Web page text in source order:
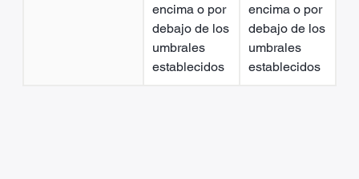
encima o por
debajo de los
umbrales
establecidos
encima o por
debajo de los
umbrales
establecidos